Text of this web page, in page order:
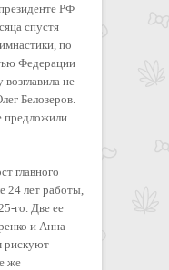
РФ
спустя
по
Федерации
не
Белозеров.
предложили
главного
24 лет работы,
го. Две ее
и Анна
рискуют
же